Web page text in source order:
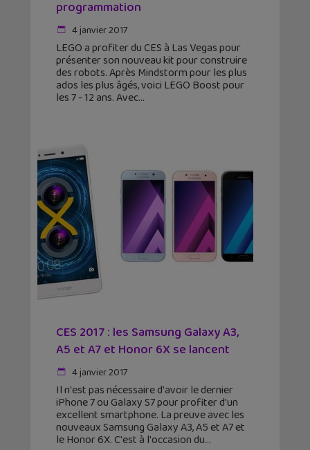
programmation
4 janvier 2017
LEGO a profiter du CES à Las Vegas pour
présenter son nouveau kit pour construire
des robots. Après Mindstorm pour les plus
ados les plus âgés, voici LEGO Boost pour
les 7 - 12 ans. Avec
CES 2017 : les Samsung Galaxy A3,
A5 et A7 et Honor 6X se lancent
4 janvier 2017
Il n'est pas nécessaire d'avoir le dernier
iPhone 7 ou Galaxy S7 pour profiter d'un
excellent smartphone. La preuve avec les
nouveaux Samsung Galaxy A3, A5 et A7 et
le Honor 6X. C'est à l'occasion du